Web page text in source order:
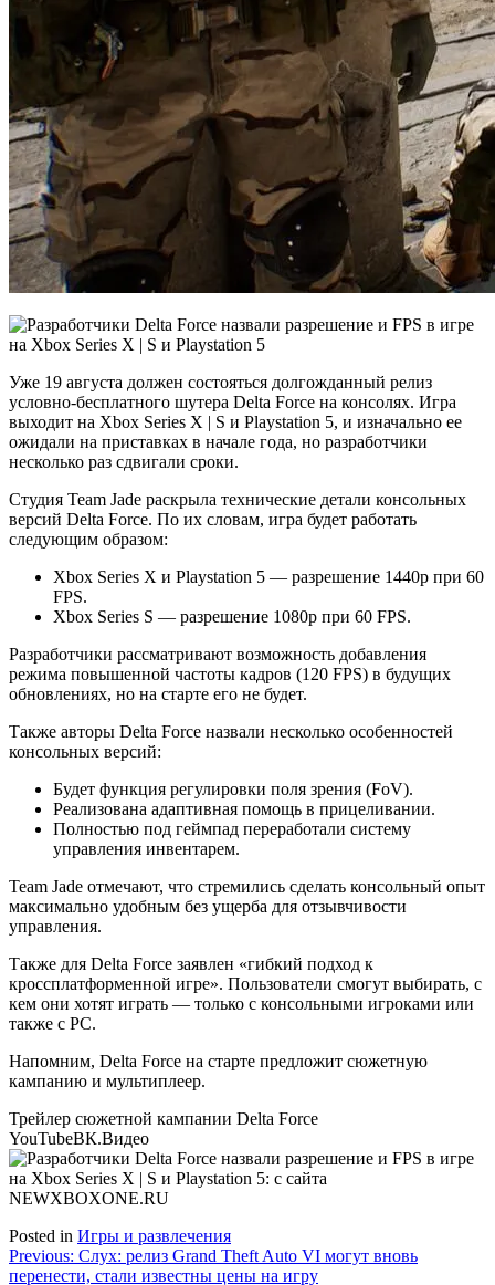
Уже 19 августа должен состояться долгожданный релиз
условно-бесплатного шутера Delta Force на консолях. Игра
выходит на Xbox Series X | S и Playstation 5, и изначально ее
ожидали на приставках в начале года, но разработчики
несколько раз сдвигали сроки.
Студия Team Jade раскрыла технические детали консольных
версий Delta Force. По их словам, игра будет работать
следующим образом:
Xbox Series X и Playstation 5 — разрешение 1440p при 60
FPS.
Xbox Series S — разрешение 1080p при 60 FPS.
Разработчики рассматривают возможность добавления
режима повышенной частоты кадров (120 FPS) в будущих
обновлениях, но на старте его не будет.
Также авторы Delta Force назвали несколько особенностей
консольных версий:
Будет функция регулировки поля зрения (FoV).
Реализована адаптивная помощь в прицеливании.
Полностью под геймпад переработали систему
управления инвентарем.
Team Jade отмечают, что стремились сделать консольный опыт
максимально удобным без ущерба для отзывчивости
управления.
Также для Delta Force заявлен «гибкий подход к
кроссплатформенной игре». Пользователи смогут выбирать, с
кем они хотят играть — только с консольными игроками или
также с PC.
Напомним, Delta Force на старте предложит сюжетную
кампанию и мультиплеер.
Трейлер сюжетной кампании Delta Force
YouTubeВК.Видео
Posted in Игры и развлечения
Навигация
Previous: Слух: релиз Grand Theft Auto VI могут вновь
перенести, стали известны цены на игру